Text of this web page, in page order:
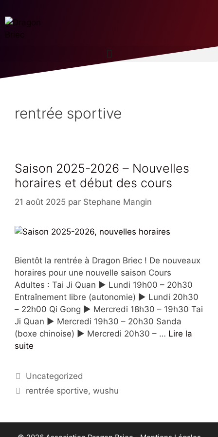
rentrée sportive
Saison 2025-2026 – Nouvelles
horaires et début des cours
21 août 2025 par Stephane Mangin
Bientôt la rentrée à Dragon Briec ! De nouveaux
horaires pour une nouvelle saison Cours
Adultes : Tai Ji Quan ► Lundi 19h00 – 20h30
Entraînement libre (autonomie) ► Lundi 20h30
– 22h00 Qi Gong ► Mercredi 18h30 – 19h30 Tai
Ji Quan ► Mercredi 19h30 – 20h30 Sanda
(boxe chinoise) ► Mercredi 20h30 – … Lire la
suite
Uncategorized
rentrée sportive,wushu